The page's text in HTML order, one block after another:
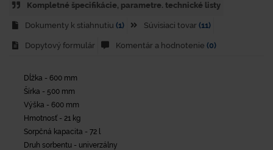
Kompletné špecifikácie, parametre. technické listy
Dokumenty k stiahnutiu (1) Súvisiaci tovar (11)
Dopytový formulár Komentár a hodnotenie (0)
Dĺžka - 600 mm
Šírka - 500 mm
Výška - 600 mm
Hmotnosť - 21 kg
Sorpčná kapacita - 72 l
Druh sorbentu - univerzálny